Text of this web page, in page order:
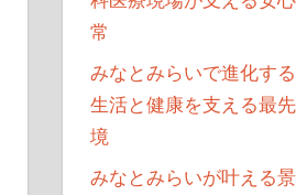
常
みなとみらいで進化す
生活と健康を支える最
境
みなとみらいが叶える